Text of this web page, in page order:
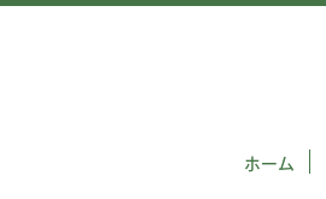
ホーム